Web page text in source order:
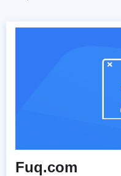
Fuq.com